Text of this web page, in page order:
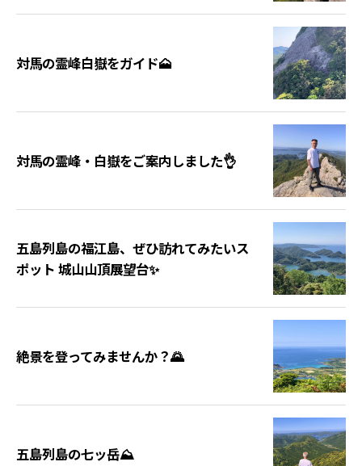
対馬の霊峰白嶽をガイド🗻
対馬の霊峰・白嶽をご案内しました👌
五島列島の福江島、ぜひ訪れてみたいス
ポット 城山山頂展望台✨
絶景を登ってみませんか？🌄
五島列島の七ッ岳⛰️お問い合わせはこちら